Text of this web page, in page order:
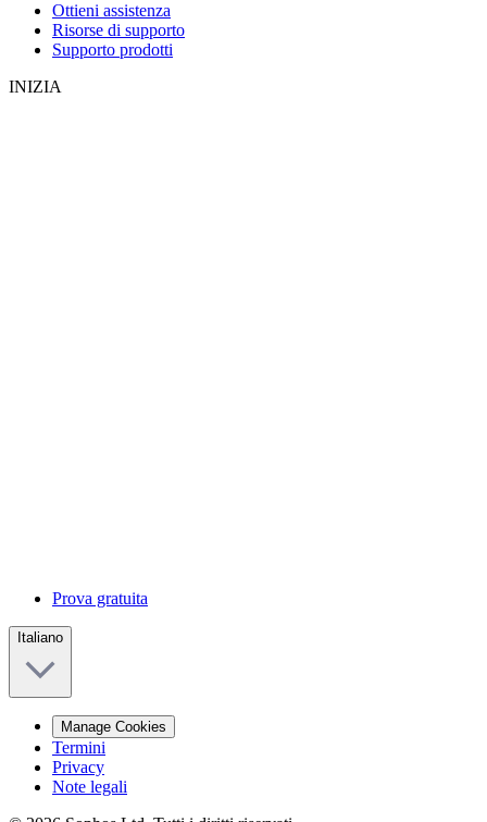
Ottieni assistenza
Risorse di supporto
Supporto prodotti
INIZIA
Prova gratuita
Italiano
Manage Cookies
Termini
Privacy
Note legali